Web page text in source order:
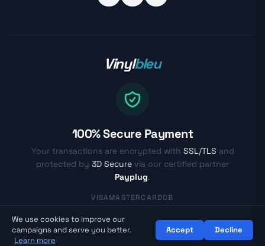
Vinylbleu
100% Secure Payment
Your transactions are encrypted with SSL/TLS and
protected by 3D Secure via our certified partner
Payplug.
VISAMASTERCARDCB
© Vinylbleu.fr - Passionate about vinyl since 2017
We use cookies to improve our
campaigns and serve you better.
Learn more
Accept Decline